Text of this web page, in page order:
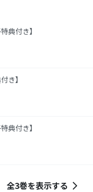
典付き】
き】
典付き】
全3巻を表示する